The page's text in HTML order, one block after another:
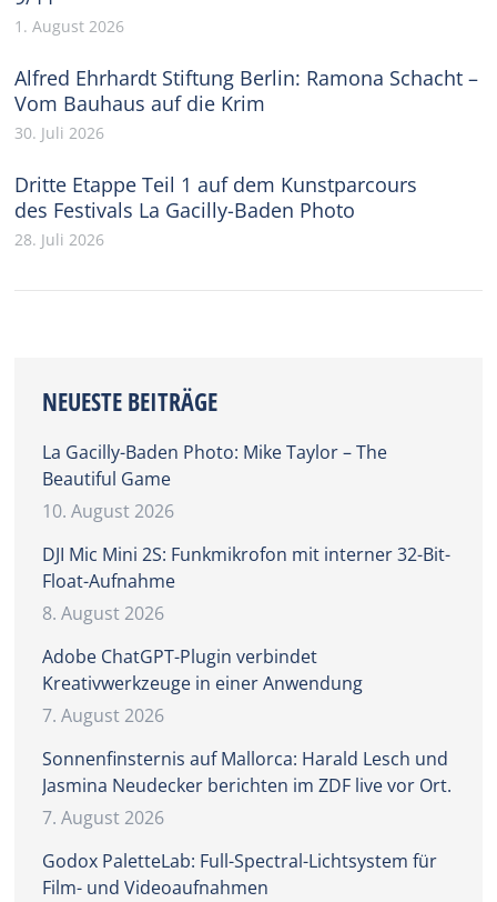
1. August 2026
Alfred Ehrhardt Stiftung Berlin: Ramona Schacht –
Vom Bauhaus auf die Krim
30. Juli 2026
Dritte Etappe Teil 1 auf dem Kunstparcours
des Festivals La Gacilly-Baden Photo
28. Juli 2026
NEUESTE BEITRÄGE
La Gacilly-Baden Photo: Mike Taylor – The
Beautiful Game
10. August 2026
DJI Mic Mini 2S: Funkmikrofon mit interner 32-Bit-
Float-Aufnahme
8. August 2026
Adobe ChatGPT-Plugin verbindet
Kreativwerkzeuge in einer Anwendung
7. August 2026
Sonnenfinsternis auf Mallorca: Harald Lesch und
Jasmina Neudecker berichten im ZDF live vor Ort.
7. August 2026
Godox PaletteLab: Full-Spectral-Lichtsystem für
Film- und Videoaufnahmen